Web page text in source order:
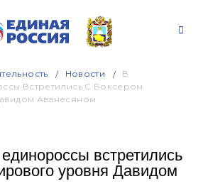
Новости
В
Встретились С Боксером
Аванесяном
встретились
уровня Давидом